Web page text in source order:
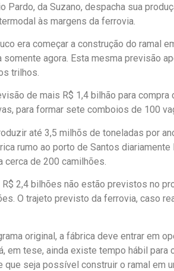
Pardo, da Suzano, despacha sua
às margens da ferrovia.
era começar a construção do ramal
agora. Esta mesma previsão
trilhos.
de mais R$ 1,4 bilhão para
para formar sete comboios de 100
até 3,5 milhõs de toneladas por
rumo ao porto de Santos
cerca de 200 camilhões.
2,4 bilhões não estão previstos no
O trajeto previsto da ferrovia, caso
original, a fábrica deve entrar em
em tese, ainda existe tempo hábil para
que seja possível construir o ramal em